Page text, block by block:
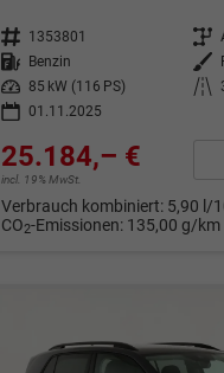
Fahrzeugnr. 1353801 Getriebe
Kraftstoff Benzin Außenfarbe
Leistung
85 kW (116 PS) Kilometerstand
01.11.2025
25.184,– €
incl. 19% MwSt.
Verbrauch kombiniert: 5,90 l/
CO2-Emissionen: 135,00 g/km